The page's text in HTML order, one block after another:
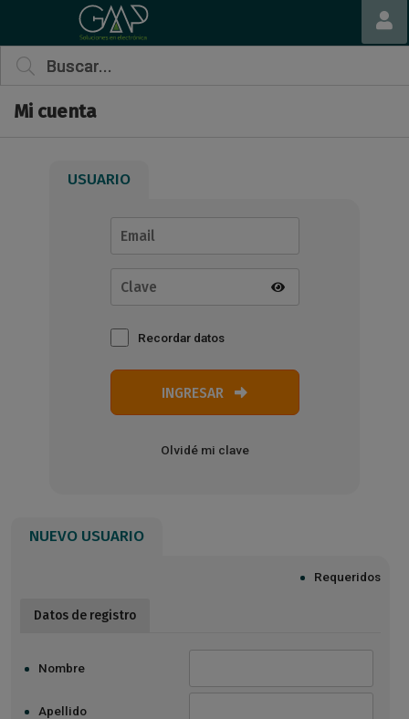
Mi cuenta
USUARIO
Recordar datos
INGRESAR
Olvidé mi clave
NUEVO USUARIO
Requeridos
Datos de registro
Nombre
Apellido